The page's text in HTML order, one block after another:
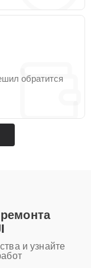
обратится
и узнайте